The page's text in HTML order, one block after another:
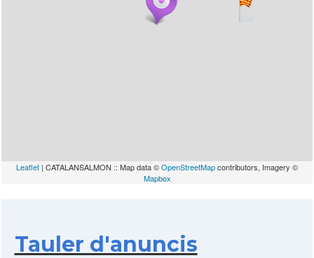
Leaflet | CATALANSALMON :: Map data ©OpenStreetMapcontributors, Imagery ©
Mapbox
Tauler d'anuncis